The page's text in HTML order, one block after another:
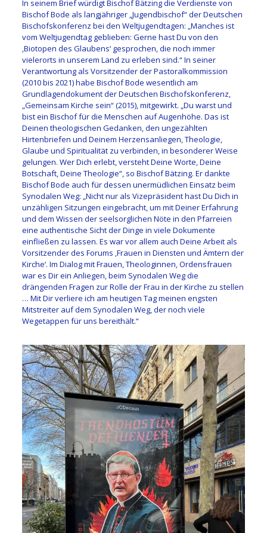
In seinem Brief würdigt Bischof Bätzing die Verdienste von
Bischof Bode als langjähriger „Jugendbischof“ der Deutschen
Bischofskonferenz bei den Weltjugendtagen: „Manches ist
vom Weltjugendtag geblieben: Gerne hast Du von den
‚Biotopen des Glaubens‘ gesprochen, die noch immer
vielerorts in unserem Land zu erleben sind.“ In seiner
Verantwortung als Vorsitzender der Pastoralkommission
(2010 bis 2021) habe Bischof Bode wesentlich am
Grundlagendokument der Deutschen Bischofskonferenz,
„Gemeinsam Kirche sein“ (2015), mitgewirkt. „Du warst und
bist ein Bischof für die Menschen auf Augenhöhe. Das ist
Deinen theologischen Gedanken, den ungezählten
Hirtenbriefen und Deinem Herzensanliegen, Theologie,
Glaube und Spiritualität zu verbinden, in besonderer Weise
gelungen. Wer Dich erlebt, versteht Deine Worte, Deine
Botschaft, Deine Theologie“, so Bischof Bätzing. Er dankte
Bischof Bode auch für dessen unermüdlichen Einsatz beim
Synodalen Weg: „Nicht nur als Vizepräsident hast Du Dich in
unzähligen Sitzungen eingebracht, um mit Deiner Erfahrung
und dem Wissen der seelsorglichen Nöte in den Pfarreien
eine authentische Sicht der Dinge in viele Dokumente
einfließen zu lassen. Es war vor allem auch Deine Arbeit als
Vorsitzender des Forums ‚Frauen in Diensten und Ämtern der
Kirche‘. Im Dialog mit Frauen, Theologinnen, Ordensfrauen
war es Dir ein Anliegen, beim Synodalen Weg die
drängenden Fragen zur Rolle der Frau in der Kirche zu stellen
… Mit Dir verliere ich am heutigen Tag meinen engsten
Mitstreiter auf dem Synodalen Weg, der noch viele
Wegetappen für uns bereithält.“